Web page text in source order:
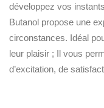
développez vos
Butanol propose une
circonstances. Idéal
leur plaisir ; Il vous
d’excitation, de